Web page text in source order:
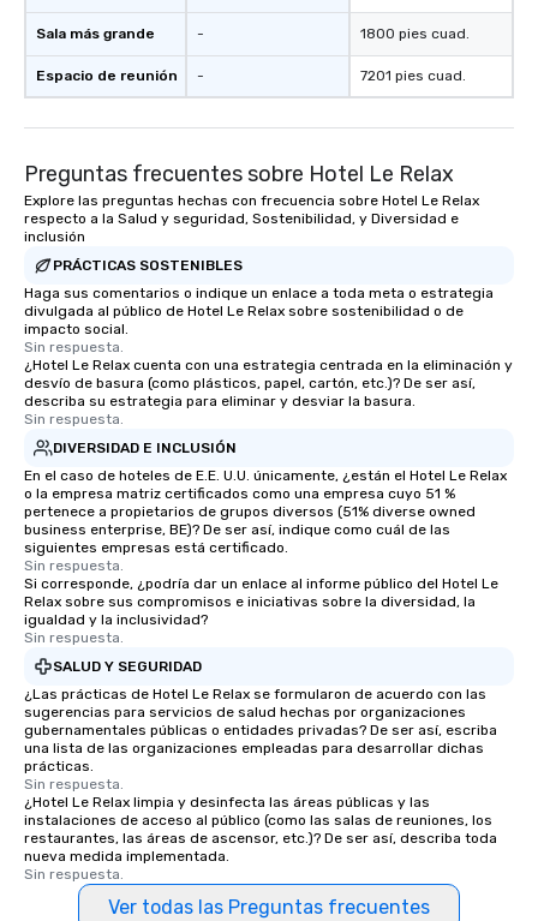
Sala más grande
Espacio de reunión
-
-
1800 pies cuad.
7201 pies cuad.
Preguntas frecuentes sobre Hotel Le Relax
Explore las preguntas hechas con frecuencia sobre Hotel Le Relax
respecto a la Salud y seguridad, Sostenibilidad, y Diversidad e
inclusión
PRÁCTICAS SOSTENIBLES
Haga sus comentarios o indique un enlace a toda meta o estrategia
divulgada al público de Hotel Le Relax sobre sostenibilidad o de
impacto social.
Sin respuesta.
¿Hotel Le Relax cuenta con una estrategia centrada en la eliminación y
desvío de basura (como plásticos, papel, cartón, etc.)? De ser así,
describa su estrategia para eliminar y desviar la basura.
Sin respuesta.
DIVERSIDAD E INCLUSIÓN
En el caso de hoteles de E.E. U.U. únicamente, ¿están el Hotel Le Relax
o la empresa matriz certificados como una empresa cuyo 51 %
pertenece a propietarios de grupos diversos (51% diverse owned
business enterprise, BE)? De ser así, indique como cuál de las
siguientes empresas está certificado.
Sin respuesta.
Si corresponde, ¿podría dar un enlace al informe público del Hotel Le
Relax sobre sus compromisos e iniciativas sobre la diversidad, la
igualdad y la inclusividad?
Sin respuesta.
SALUD Y SEGURIDAD
¿Las prácticas de Hotel Le Relax se formularon de acuerdo con las
sugerencias para servicios de salud hechas por organizaciones
gubernamentales públicas o entidades privadas? De ser así, escriba
una lista de las organizaciones empleadas para desarrollar dichas
prácticas.
Sin respuesta.
¿Hotel Le Relax limpia y desinfecta las áreas públicas y las
instalaciones de acceso al público (como las salas de reuniones, los
restaurantes, las áreas de ascensor, etc.)? De ser así, describa toda
nueva medida implementada.
Sin respuesta.
Ver todas las Preguntas frecuentes